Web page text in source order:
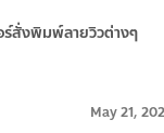
ร์สั่งพิมพ์ลายวิวต่างๆ
May 21,